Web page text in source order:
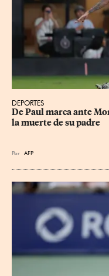
DEPORTES
De Paul marca ante
la muerte de su padre
Por AFP